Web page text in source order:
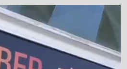
نمایشگر
ویدیو